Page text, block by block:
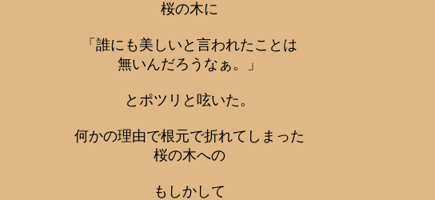
桜の木に
「誰にも美しいと言われたことは
無いんだろうなぁ。」
とポツリと呟いた。
何かの理由で根元で折れてしまった
桜の木への
もしかして